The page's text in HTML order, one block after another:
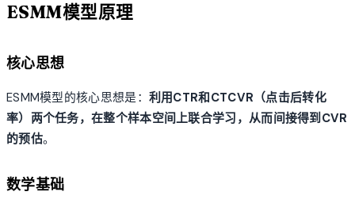
ESMM模型原理
核心思想
ESMM模型的核心思想是： 利用CTR和CTCVR（点击后转化
率）两个任务，在整个样本空间上联合学习，从而间接得到CVR
的预估。
数学基础